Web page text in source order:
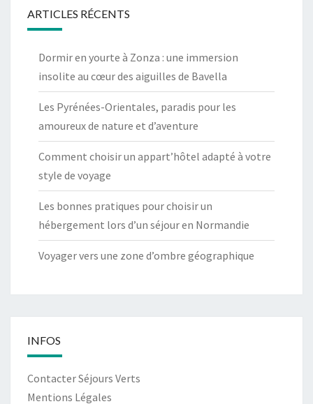
ARTICLES RÉCENTS
Dormir en yourte à Zonza : une immersion
insolite au cœur des aiguilles de Bavella
Les Pyrénées-Orientales, paradis pour les
amoureux de nature et d’aventure
Comment choisir un appart’hôtel adapté à votre
style de voyage
Les bonnes pratiques pour choisir un
hébergement lors d’un séjour en Normandie
Voyager vers une zone d’ombre géographique
INFOS
Contacter Séjours Verts
Mentions Légales